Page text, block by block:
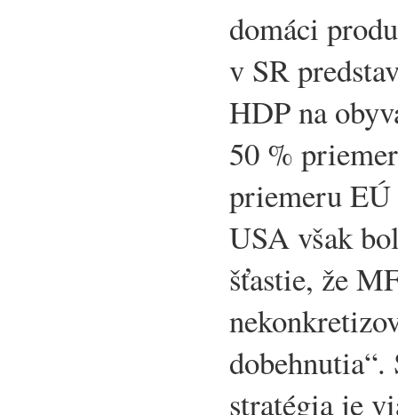
domáci
v SR
HDP na
50 %
priemeru
USA však
šťastie, že
stratégia je